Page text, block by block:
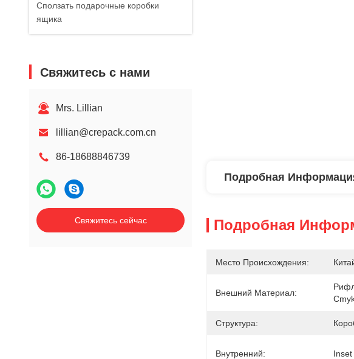
Сползать подарочные коробки
ящика
Свяжитесь с нами
Mrs. Lillian
lillian@crepack.com.cn
86-18688846739
Свяжитесь сейчас
Подробная
Подробная
Место Происхождения:
Внешний Материал:
Структура:
Внутренний: